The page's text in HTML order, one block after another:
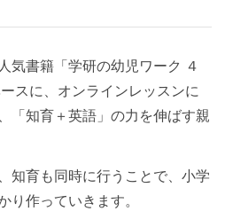
気書籍「学研の幼児ワーク ４
スに、オンラインレッスンに
「知育＋英語」の力を伸ばす親
知育も同時に行うことで、小学
作っていきます。